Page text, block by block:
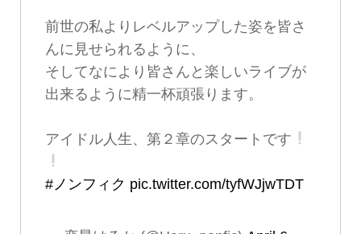
前世の私よりレベルアップした姿を皆さ
んに見せられるように、
そしてなにより皆さんと楽しいライブが
出来るように精一杯頑張ります。
アイドル人生、第２章のスタートです
#ノンフィク pic.twitter.com/tyfWJjwTDT